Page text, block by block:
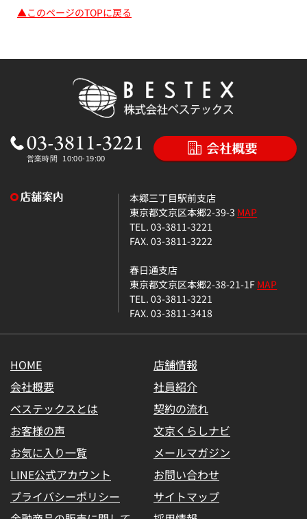
▲このページのTOPに戻る
本郷三丁目駅前支店
東京都文京区本郷2-39-3 MAP
TEL. 03-3811-3221
FAX. 03-3811-3222
春日通支店
東京都文京区本郷2-38-21-1FMAP
TEL. 03-3811-3221
FAX. 03-3811-3418
HOME
店舗情報
会社概要
社員紹介
ベステックスとは
契約の流れ
お客様の声
文京くらしナビ
お気に入り一覧
メールマガジン
LINE公式アカウント
お問い合わせ
プライバシーポリシー
サイトマップ